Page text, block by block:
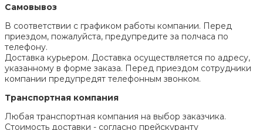
Самовывоз
В соответствии с графиком работы компании. Перед
приездом, пожалуйста, предупредите за полчаса по
телефону.
Доставка курьером. Доставка осуществляется по адресу,
указанному в форме заказа. Перед приездом сотрудники
компании предупредят телефонным звонком.
Транспортная компания
Любая транспортная компания на выбор заказчика.
Стоимость доставки - согласно прейскуранту